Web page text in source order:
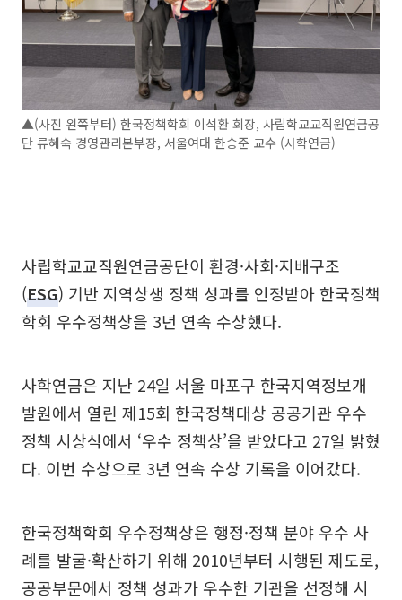
▲(사진 왼쪽부터) 한국정책학회 이석환 회장, 사립학교교직원연금공
단 류혜숙 경영관리본부장, 서울여대 한승준 교수 (사학연금)
사립학교교직원연금공단이 환경·사회·지배구조
(ESG) 기반 지역상생 정책 성과를 인정받아 한국정책
학회 우수정책상을 3년 연속 수상했다.
사학연금은 지난 24일 서울 마포구 한국지역정보개
발원에서 열린 제15회 한국정책대상 공공기관 우수
정책 시상식에서 ‘우수 정책상’을 받았다고 27일 밝혔
다. 이번 수상으로 3년 연속 수상 기록을 이어갔다.
한국정책학회 우수정책상은 행정·정책 분야 우수 사
례를 발굴·확산하기 위해 2010년부터 시행된 제도로,
공공부문에서 정책 성과가 우수한 기관을 선정해 시